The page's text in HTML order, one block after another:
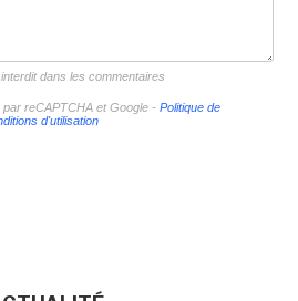
dans les commentaires
reCAPTCHA et Google - Politique de
d'utilisation